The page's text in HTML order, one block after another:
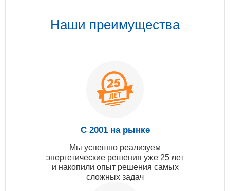
Наши преимущества
С 2001 на рынке
Мы успешно реализуем
энергетические решения уже 25 лет
и накопили опыт решения самых
сложных задач